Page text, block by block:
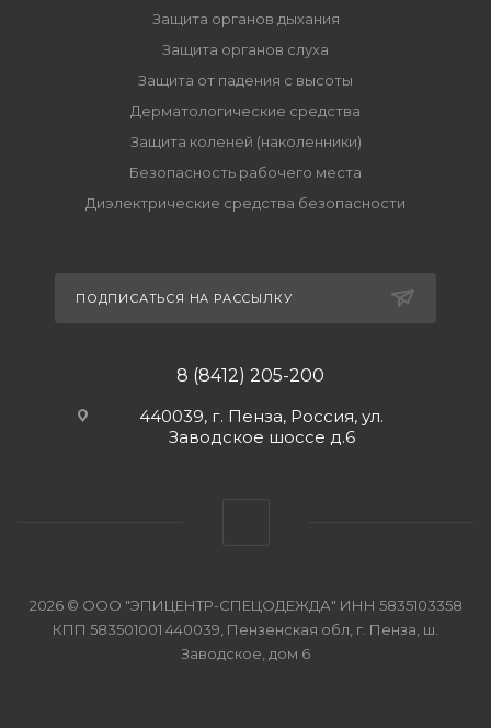
Защита органов дыхания
Защита органов слуха
Защита от падения с высоты
Дерматологические средства
Защита коленей (наколенники)
Безопасность рабочего места
Диэлектрические средства безопасности
ПОДПИСАТЬСЯ НА РАССЫЛКУ
8 (8412) 205-200
440039, г. Пенза, Россия, ул.
Заводское шоссе д.6
2026 © ООО "ЭПИЦЕНТР-СПЕЦОДЕЖДА" ИНН 5835103358
КПП 583501001 440039, Пензенская обл, г. Пенза, ш.
Заводское, дом 6